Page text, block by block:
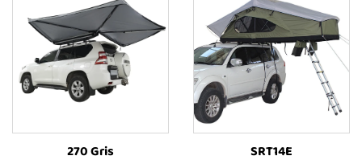
270 Gris SRT14E